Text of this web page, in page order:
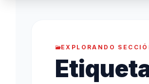
EXPLORANDO